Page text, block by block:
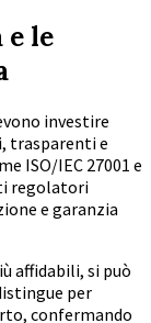
e le
investire
trasparenti e
ISO/IEC 27001 e
regolatori
e garanzia
affidabili, si può
per
confermando